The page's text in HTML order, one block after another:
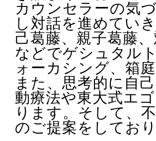
カウンセラーの気
し対話を進めてい
己葛藤、親子葛藤
などでゲシュタル
ォーカシング、箱
また、思考的に自
動療法や東大式エ
ります。そして、
のご提案をしており